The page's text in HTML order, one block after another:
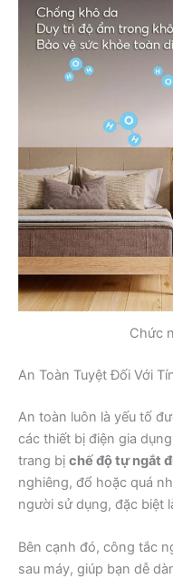
Chức
An Toàn Tuyệt Đối Với
An toàn luôn là yếu tố
các thiết bị điện gia
trang bị chế độ tự ngắt
nghiêng, đổ hoặc quá
người sử dụng, đặc biệt
Bên cạnh đó, công tắc
sau máy, giúp bạn dễ